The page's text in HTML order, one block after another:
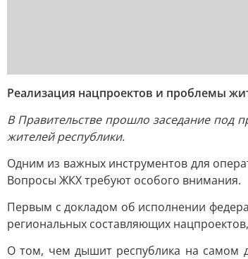
Реализация нацпроектов и проблемы
В Правительстве прошло заседание под
жителей республики.
Одним из важных инструментов для
Вопросы ЖКХ требуют особого внимания.
Первым с докладом об исполнении
региональных составляющих
О том, чем дышит республика на самом